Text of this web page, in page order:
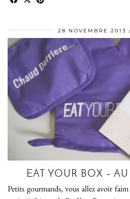
28 NOVEMBRE 2013
EAT YOUR BOX –
Petits gourmands, vous allez avoir